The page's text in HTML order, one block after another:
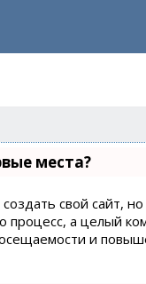
места?
свой сайт,
процесс, а целый
и